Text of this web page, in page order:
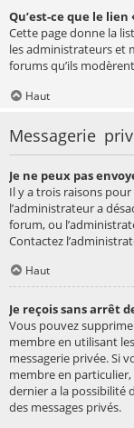
Qu’est-ce que le lien
Cette page donne la
les administrateurs et
forums qu’ils
Haut
Messagerie
Je ne peux pas
Il y a trois raisons
l’administrateur a
forum, ou
Contactez
Haut
Je reçois sans arrêt
Vous pouvez
membre en utilisant
messagerie privée. Si
membre en
dernier a la possibilité
des messages privés.